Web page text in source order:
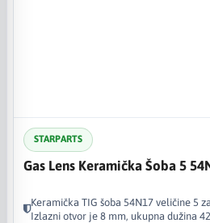
STARPARTS
Gas Lens Keramička Šoba 5
Keramička TIG šoba 54N17 veličine 5
Izlazni otvor je 8 mm, ukupna dužina